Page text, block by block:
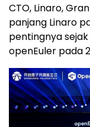
CTO, Linaro,
panjang Linaro
pentingnya
openEuler pada